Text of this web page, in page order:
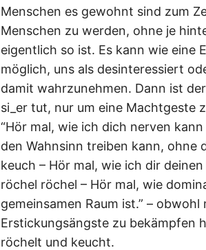
Menschen es gewohnt sind zum
Menschen zu werden, ohne je
eigentlich so ist. Es kann wie eine
möglich, uns als desinteressiert
damit wahrzunehmen. Dann ist
si_er tut, nur um eine Machtgeste
“Hör mal, wie ich dich nerven
den Wahnsinn treiben kann, ohne
keuch – Hör mal, wie ich dir
röchel röchel – Hör mal, wie
gemeinsamen Raum ist.” –
Erstickungsängste zu bekämpfen
röchelt und keucht.